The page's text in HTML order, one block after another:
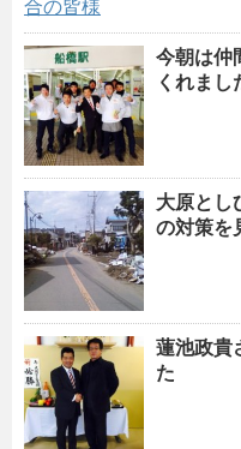
今朝は仲
くれまし
大原とし
の対策を
蓮池政貴
た